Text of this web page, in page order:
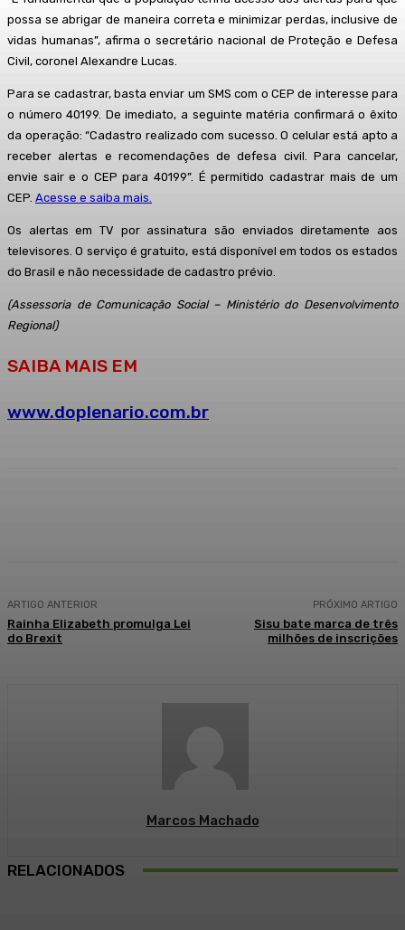
possa se abrigar de maneira correta e minimizar perdas, inclusive de
vidas humanas”, afirma o secretário nacional de Proteção e Defesa
Civil, coronel Alexandre Lucas.
Para se cadastrar, basta enviar um SMS com o CEP de interesse para
o número 40199. De imediato, a seguinte matéria confirmará o êxito
da operação: “Cadastro realizado com sucesso. O celular está apto a
receber alertas e recomendações de defesa civil. Para cancelar,
envie sair e o CEP para 40199”. É permitido cadastrar mais de um
CEP. Acesse e saiba mais.
Os alertas em TV por assinatura são enviados diretamente aos
televisores. O serviço é gratuito, está disponível em todos os estados
do Brasil e não necessidade de cadastro prévio.
(Assessoria de Comunicação Social – Ministério do Desenvolvimento
Regional)
SAIBA MAIS EM
www.doplenario.com.br
ARTIGO ANTERIOR
Rainha Elizabeth promulga Lei
do Brexit
PRÓXIMO ARTIGO
Sisu bate marca de três
milhões de inscrições
Marcos Machado
RELACIONADOS